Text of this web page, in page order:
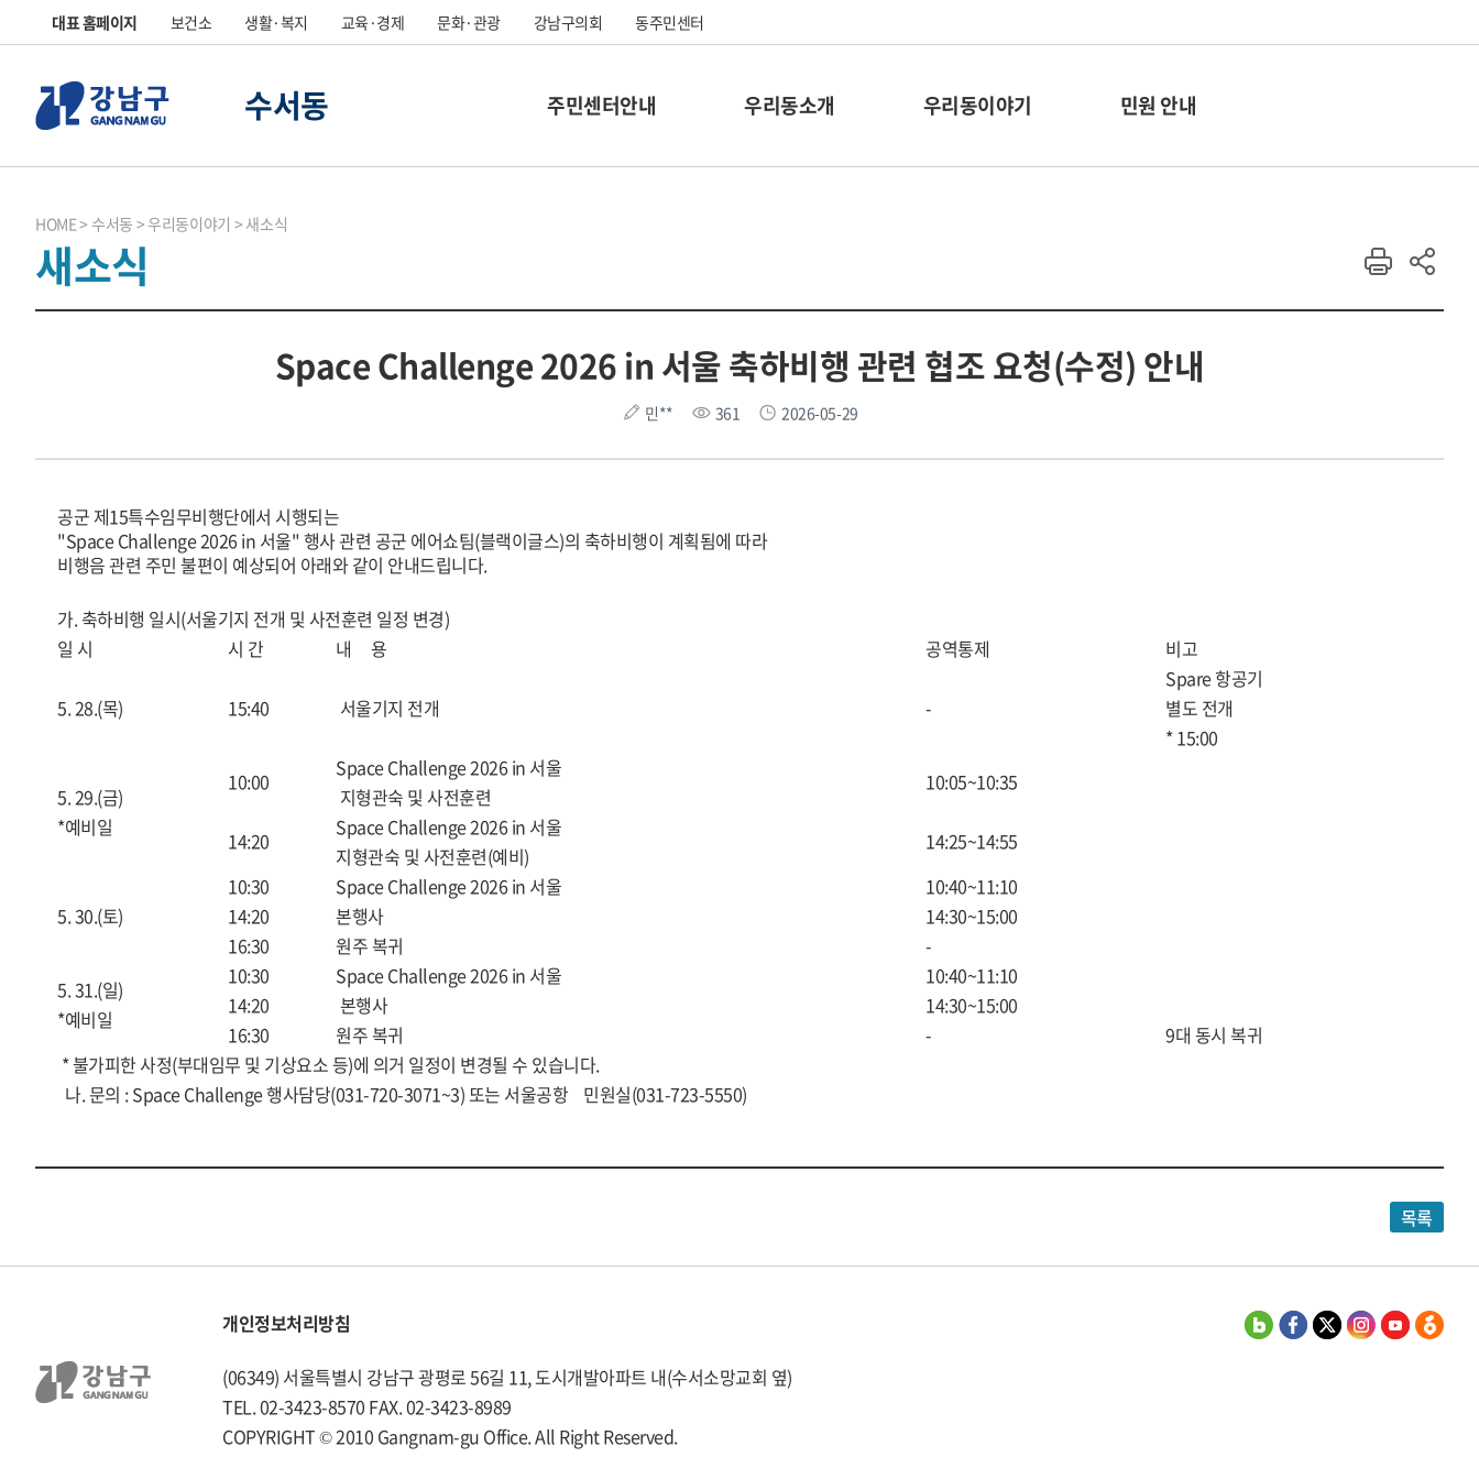
대표 홈페이지 보건소 생활·복지 교육·경제 문화·관광 강남구의회 동주민센터
수서동 주민센터안내 우리동소개 우리동이야기 민원 안내
HOME 수서동 우리동이야기 새소식
새소식
Space Challenge 2026 in 서울 축하비행 관련 협조 요청(수정) 안내
민** 361 2026-05-29
공군 제15특수임무비행단에서 시행되는
"Space Challenge 2026 in 서울" 행사 관련 공군 에어쇼팀(블랙이글스)의 축하비행이 계획됨에 따라
비행음 관련 주민 불편이 예상되어 아래와 같이 안내드립니다.
가. 축하비행 일시(서울기지 전개 및 사전훈련 일정 변경)
일 시
시 간 내 용 공역통제 비고
5. 28.(목) 15:40 서울기지 전개 -
Spare 항공기
별도 전개
* 15:00
5. 29.(금)
*예비일
10:00
Space Challenge 2026 in 서울
지형관숙 및 사전훈련
10:05~10:35
14:20
Space Challenge 2026 in 서울
지형관숙 및 사전훈련(예비)
14:25~14:55
5. 30.(토)
10:30
Space Challenge 2026 in 서울
본행사
10:40~11:10
14:20
14:30~15:00
16:30
원주 복귀
-
5. 31.(일)
*예비일
10:30
Space Challenge 2026 in 서울
본행사
10:40~11:10
14:20
14:30~15:00
16:30
원주 복귀 -
9대 동시 복귀
* 불가피한 사정(부대임무 및 기상요소 등)에 의거 일정이 변경될 수 있습니다.
나. 문의 : Space Challenge 행사담당(031-720-3071~3) 또는 서울공항 민원실(031-723-5550)
목록
개인정보처리방침
(06349) 서울특별시 강남구 광평로 56길 11, 도시개발아파트 내(수서소망교회 옆)
TEL. 02-3423-8570 FAX. 02-3423-8989
COPYRIGHT © 2010 Gangnam-gu Office. All Right Reserved.